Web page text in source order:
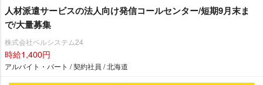
人材派遣サービスの法人向け発信コールセンター/短期9月末ま
で/大量募集
株式会社ベルシステム24
時給1,400円
アルバイト・パート / 契約社員 / 北海道